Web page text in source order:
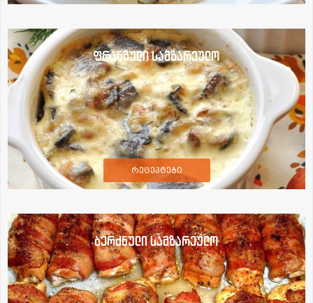
ფრანგული სამზარეულო
რეცეპტები
ბერძნული სამზარეულო